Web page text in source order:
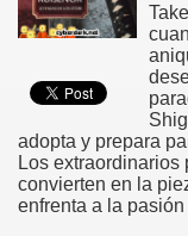
adopta y prepara
Los extraordinarios
convierten en la
enfrenta a la